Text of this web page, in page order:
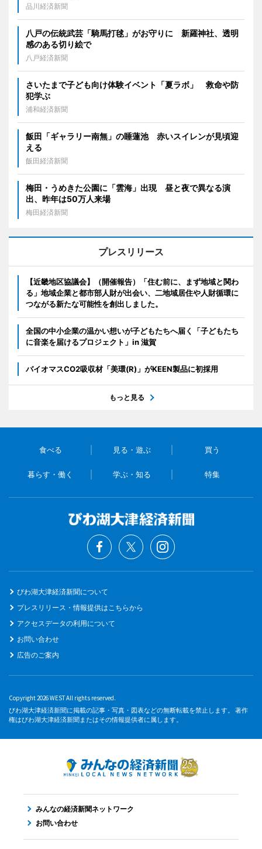
品川経済新聞
八戸の伝統武芸「騎馬打毬」がお守りに 新羅神社、透明
感のある切り絵で
八戸経済新聞
さいたまで子ども向け体験イベント「夏ラボ」 救命や防
犯学ぶ
浦和経済新聞
飯田「ギャラリー南無」の睡蓮池 赤いスイレンが見頃迎
える
飯田経済新聞
梅田・うめきた公園に「雲海」出現 昼と夜で異なる演
出、昨年は50万人来場
梅田経済新聞
プレスリリース
【近畿地区協議会】（開催報告）「住む前に、まず地域と関わ
る」地域企業と都市部人財が出会い、二地域居住や人財循環に
つながる新たな可能性を創出しました。
全国の中小企業の温かい想いが子どもたちへ届く「子どもたち
に音楽を届けるプロジェクト」in 滋賀
バイオマスCO2吸収材「美環(R)」がKEEN製品に初採用
もっと見る
食べる 見る・遊ぶ 買う
暮らす・働く 学ぶ・知る 特集
びわ湖大津経済新聞について
プレスリリース・情報提供はこちらから
アクセスデータの利用について
お問い合わせ
広告のご案内
Copyright 2026 WEST All rights reserved.
びわ湖大津経済新聞に掲載の記事・写真・図表などの無断転載を禁止します。 著作
権はびわ湖大津経済新聞またはその情報提供者に属します。
みんなの経済新聞ネットワーク
お問い合わせ